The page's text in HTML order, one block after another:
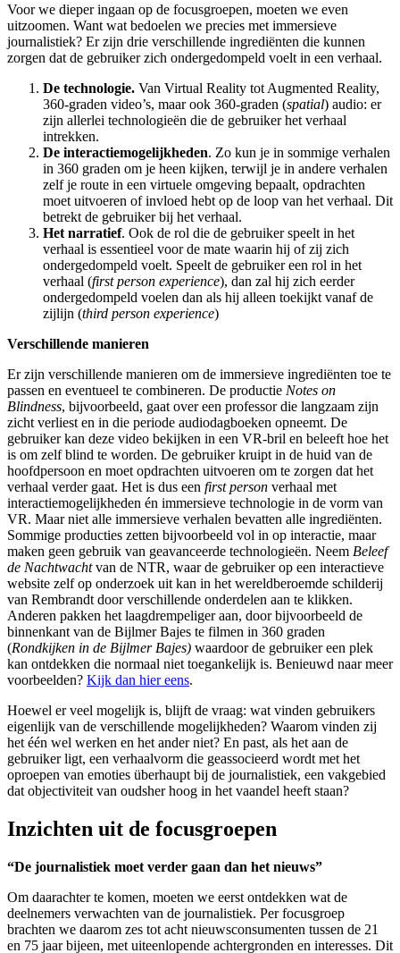
Voor we dieper ingaan op de focusgroepen, moeten we even
uitzoomen. Want wat bedoelen we precies met immersieve
journalistiek? Er zijn drie verschillende ingrediënten die kunnen
zorgen dat de gebruiker zich ondergedompeld voelt in een verhaal.
De technologie. Van Virtual Reality tot Augmented Reality,
360-graden video’s, maar ook 360-graden (spatial) audio: er
zijn allerlei technologieën die de gebruiker het verhaal
intrekken.
De interactiemogelijkheden. Zo kun je in sommige verhalen
in 360 graden om je heen kijken, terwijl je in andere verhalen
zelf je route in een virtuele omgeving bepaalt, opdrachten
moet uitvoeren of invloed hebt op de loop van het verhaal. Dit
betrekt de gebruiker bij het verhaal.
Het narratief. Ook de rol die de gebruiker speelt in het
verhaal is essentieel voor de mate waarin hij of zij zich
ondergedompeld voelt. Speelt de gebruiker een rol in het
verhaal (first person experience), dan zal hij zich eerder
ondergedompeld voelen dan als hij alleen toekijkt vanaf de
zijlijn (third person experience)
Verschillende manieren
Er zijn verschillende manieren om de immersieve ingrediënten toe te
passen en eventueel te combineren. De productie Notes on
Blindness, bijvoorbeeld, gaat over een professor die langzaam zijn
zicht verliest en in die periode audiodagboeken opneemt. De
gebruiker kan deze video bekijken in een VR-bril en beleeft hoe het
is om zelf blind te worden. De gebruiker kruipt in de huid van de
hoofdpersoon en moet opdrachten uitvoeren om te zorgen dat het
verhaal verder gaat. Het is dus een first person verhaal met
interactiemogelijkheden én immersieve technologie in de vorm van
VR. Maar niet alle immersieve verhalen bevatten alle ingrediënten.
Sommige producties zetten bijvoorbeeld vol in op interactie, maar
maken geen gebruik van geavanceerde technologieën. Neem Beleef
de Nachtwachtvan de NTR, waar de gebruiker op een interactieve
website zelf op onderzoek uit kan in het wereldberoemde schilderij
van Rembrandt door verschillende onderdelen aan te klikken.
Anderen pakken het laagdrempeliger aan, door bijvoorbeeld de
binnenkant van de Bijlmer Bajes te filmen in 360 graden
(Rondkijken in de Bijlmer Bajes) waardoor de gebruiker een plek
kan ontdekken die normaal niet toegankelijk is. Benieuwd naar meer
voorbeelden? Kijk dan hier eens.
Hoewel er veel mogelijk is, blijft de vraag: wat vinden gebruikers
eigenlijk van de verschillende mogelijkheden? Waarom vinden zij
het één wel werken en het ander niet? En past, als het aan de
gebruiker ligt, een verhaalvorm die geassocieerd wordt met het
oproepen van emoties überhaupt bij de journalistiek, een vakgebied
dat objectiviteit van oudsher hoog in het vaandel heeft staan?
Inzichten uit de focusgroepen
“De journalistiek moet verder gaan dan het nieuws”
Om daarachter te komen, moeten we eerst ontdekken wat de
deelnemers verwachten van de journalistiek. Per focusgroep
brachten we daarom zes tot acht nieuwsconsumenten tussen de 21
en 75 jaar bijeen, met uiteenlopende achtergronden en interesses. Dit